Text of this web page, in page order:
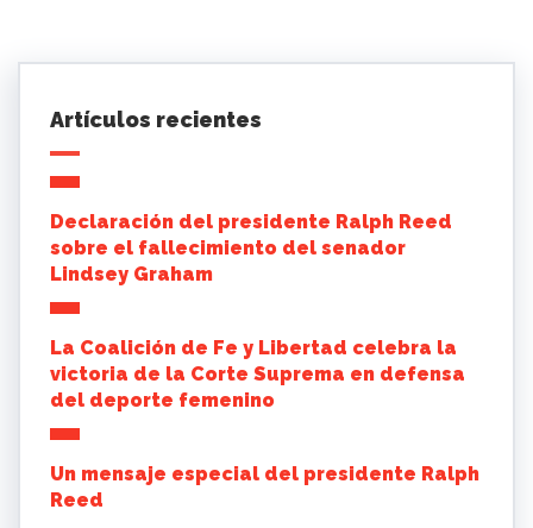
Artículos recientes
Declaración del presidente Ralph Reed
sobre el fallecimiento del senador
Lindsey Graham
La Coalición de Fe y Libertad celebra la
victoria de la Corte Suprema en defensa
del deporte femenino
Un mensaje especial del presidente Ralph
Reed